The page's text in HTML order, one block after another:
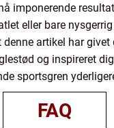
imponerende
eller bare
denne artikel har givet
og inspireret
sportsgren
FAQ